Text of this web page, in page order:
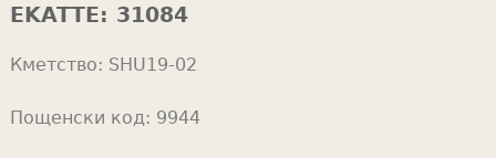
r
m
e
EKATTE: 31084
Кметство: SHU19-02
Пощенски код: 9944